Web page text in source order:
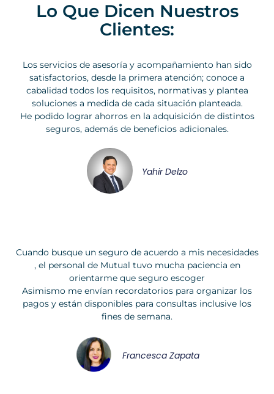
Lo Que Dicen Nuestros
Clientes:​
Los servicios de asesoría y acompañamiento han sido
satisfactorios, desde la primera atención; conoce a
cabalidad todos los requisitos, normativas y plantea
soluciones a medida de cada situación planteada.
He podido lograr ahorros en la adquisición de distintos
seguros, además de beneficios adicionales.
Yahir Delzo
Cuando busque un seguro de acuerdo a mis necesidades
, el personal de Mutual tuvo mucha paciencia en
orientarme que seguro escoger
Asimismo me envían recordatorios para organizar los
pagos y están disponibles para consultas inclusive los
fines de semana.
Francesca Zapata